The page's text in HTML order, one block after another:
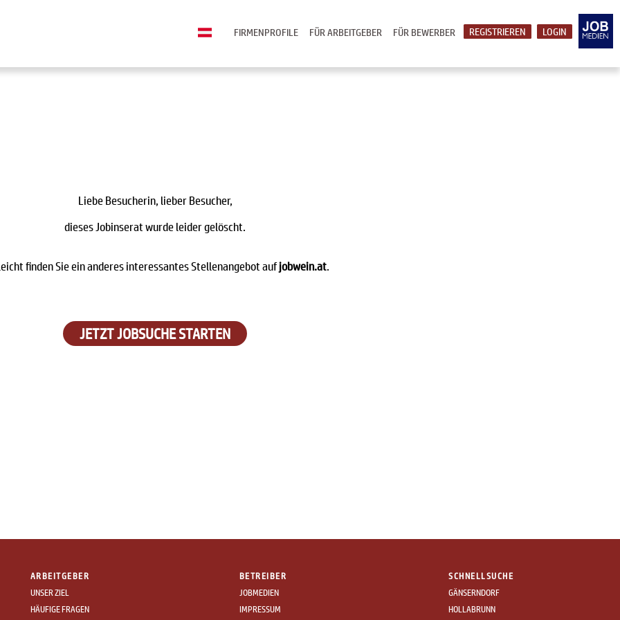
LOGIN
REGISTRIEREN
FÜR BEWERBER
FÜR ARBEITGEBER
FIRMENPROFILE
Liebe Besucherin, lieber Besucher,
dieses Jobinserat wurde leider gelöscht.
finden Sie ein anderes interessantes Stellenangebot aufjobwein.at
JETZT JOBSUCHE STARTEN
ARBEITGEBER
UNSER ZIEL
HÄUFIGE FRAGEN
BETREIBER
JOBMEDIEN
IMPRESSUM
SCHNELLSUCHE
GÄNSERNDORF
HOLLABRUNN